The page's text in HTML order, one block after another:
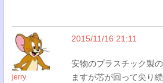
jerry
2015/11/16 21:11
安物のプラスチック製
ますが芯が回って尖り